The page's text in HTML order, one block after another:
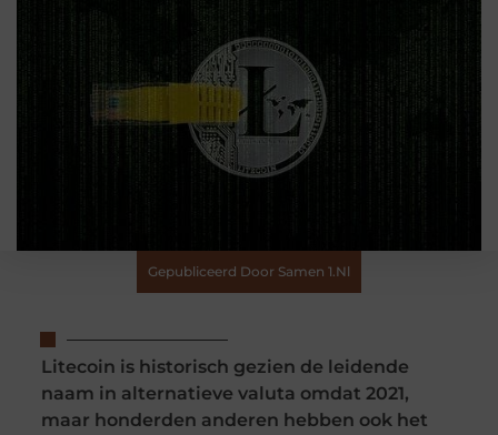
Gepubliceerd Door Samen 1.nl
Litecoin is historisch gezien de leidende
naam in alternatieve valuta omdat 2021,
maar honderden anderen hebben ook het